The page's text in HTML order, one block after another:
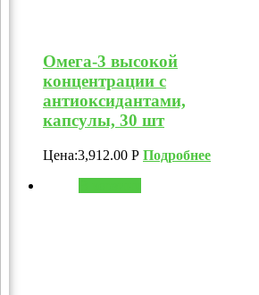
Омега-3 высокой
концентрации с
антиоксидантами,
капсулы, 30 шт
Цена:3,912.00 Р Подробнее